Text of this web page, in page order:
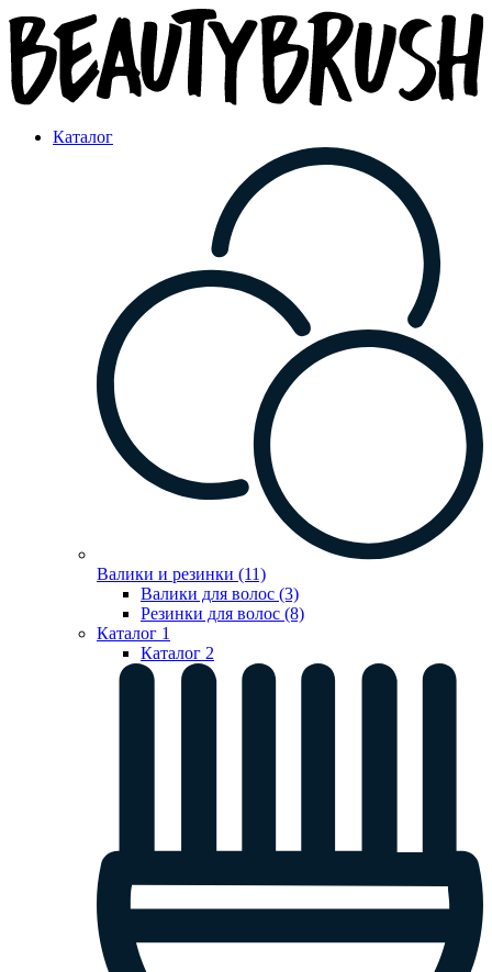
Каталог
Валики и резинки (11)
Валики для волос (3)
Резинки для волос (8)
Каталог 1
Каталог 2